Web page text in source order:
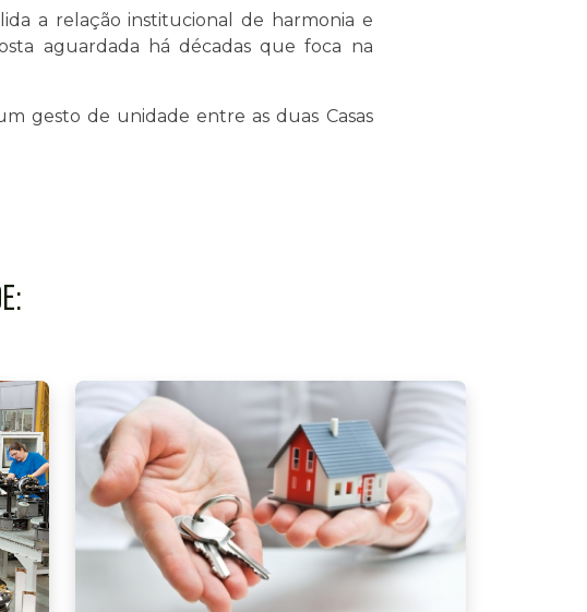
a relação institucional de harmonia e
aguardada há décadas que foca na
gesto de unidade entre as duas Casas